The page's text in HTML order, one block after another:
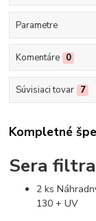
Parametre
Komentáre 0
Súvisiaci tovar 7
Kompletné
Sera
2 ks
130 + UV